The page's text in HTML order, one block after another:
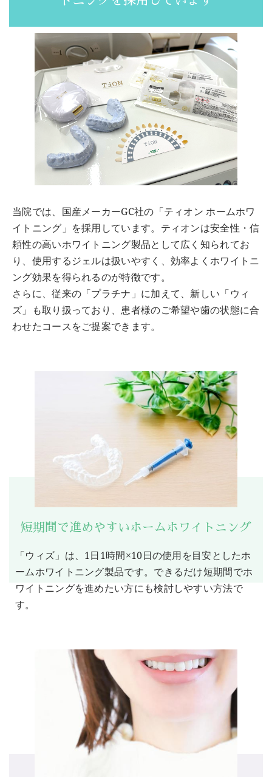
当院では、国産メーカーGC社の「ティオン ホームホワ
イトニング」を採用しています。ティオンは安全性・信
頼性の高いホワイトニング製品として広く知られてお
り、使用するジェルは扱いやすく、効率よくホワイトニ
ング効果を得られるのが特徴です。
さらに、従来の「プラチナ」に加えて、新しい「ウィ
ズ」も取り扱っており、患者様のご希望や歯の状態に合
わせたコースをご提案できます。
短期間で進めやすいホームホワイトニング
「ウィズ」は、1日1時間×10日の使用を目安としたホ
ームホワイトニング製品です。できるだけ短期間でホ
ワイトニングを進めたい方にも検討しやすい方法で
す。